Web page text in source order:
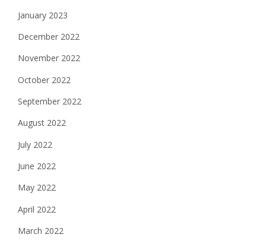
January 2023
December 2022
November 2022
October 2022
September 2022
August 2022
July 2022
June 2022
May 2022
April 2022
March 2022